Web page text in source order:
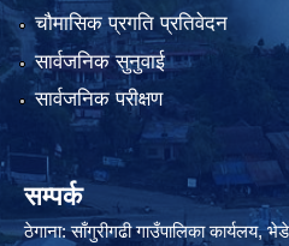
चौमासिक प्रगति प्रतिवेदन
सार्वजनिक सुनुवाई
सार्वजनिक परीक्षण
सम्पर्क
ठेगाना: साँगुरीगढी गाउँपालिका कार्यलय,